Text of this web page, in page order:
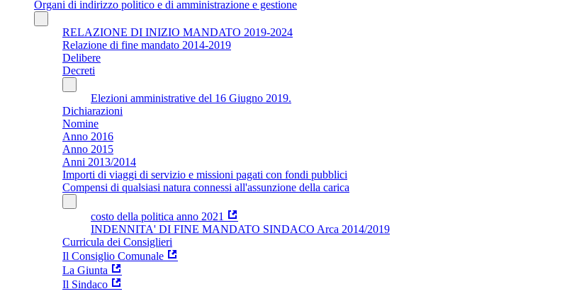
Organi di indirizzo politico e di amministrazione e gestione
RELAZIONE DI INIZIO MANDATO 2019-2024
Relazione di fine mandato 2014-2019
Delibere
Decreti
Elezioni amministrative del 16 Giugno 2019.
Dichiarazioni
Nomine
Anno 2016
Anno 2015
Anni 2013/2014
Importi di viaggi di servizio e missioni pagati con fondi pubblici
Compensi di qualsiasi natura connessi all'assunzione della carica
costo della politica anno 2021
INDENNITA' DI FINE MANDATO SINDACO Arca 2014/2019
Curricula dei Consiglieri
Il Consiglio Comunale
La Giunta
Il Sindaco